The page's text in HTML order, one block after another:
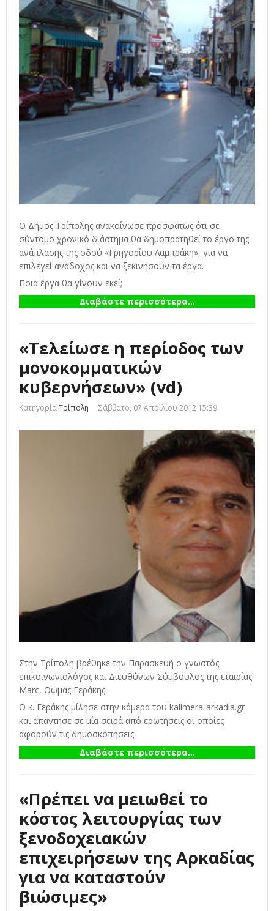
Ο Δήμος Τρίπολης ανακοίνωσε προσφάτως ότι σε
σύντομο χρονικό διάστημα θα δημοπρατηθεί το έργο της
ανάπλασης της οδού «Γρηγορίου Λαμπράκη», για να
επιλεγεί ανάδοχος και να ξεκινήσουν τα έργα.
Ποια έργα θα γίνουν εκεί;
Διαβάστε περισσότερα...
«Τελείωσε η περίοδος των
μονοκομματικών
κυβερνήσεων» (vd)
ΚατηγορίαΤρίπολη Σάββατο, 07 Απριλίου 2012 15:39
Στην Τρίπολη βρέθηκε την Παρασκευή ο γνωστός
επικοινωνιολόγος και Διευθύνων Σύμβουλος της εταιρίας
Marc, Θωμάς Γεράκης.
Ο κ. Γεράκης μίλησε στην κάμερα του kalimera-arkadia.gr
και απάντησε σε μία σειρά από ερωτήσεις οι οποίες
αφορούν τις δημοσκοπήσεις.
Διαβάστε περισσότερα...
«Πρέπει να μειωθεί το
κόστος λειτουργίας των
ξενοδοχειακών
επιχειρήσεων της Αρκαδίας
για να καταστούν
βιώσιμες»